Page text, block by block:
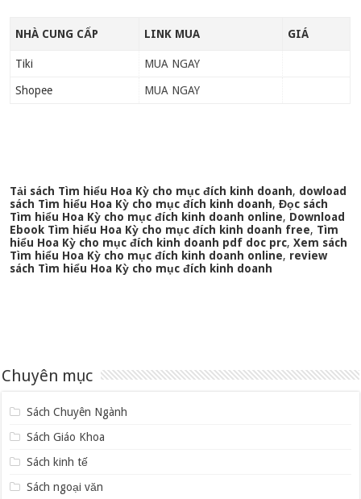
NHÀ CUNG CẤP LINK MUA GIÁ
Tiki MUA NGAY
Shopee MUA NGAY
Tải sách Tìm hiểu Hoa Kỳ cho mục đích kinh doanh, dowload
sách Tìm hiểu Hoa Kỳ cho mục đích kinh doanh,Đọc sách
Tìm hiểu Hoa Kỳ cho mục đích kinh doanh online, Download
Ebook Tìm hiểu Hoa Kỳ cho mục đích kinh doanh free, Tìm
hiểu Hoa Kỳ cho mục đích kinh doanh pdf doc prc,Xem sách
Tìm hiểu Hoa Kỳ cho mục đích kinh doanh online, review
sách Tìm hiểu Hoa Kỳ cho mục đích kinh doanh
Chuyên mục
Sách Chuyên Ngành
Sách Giáo Khoa
Sách kinh tế
Sách ngoại văn